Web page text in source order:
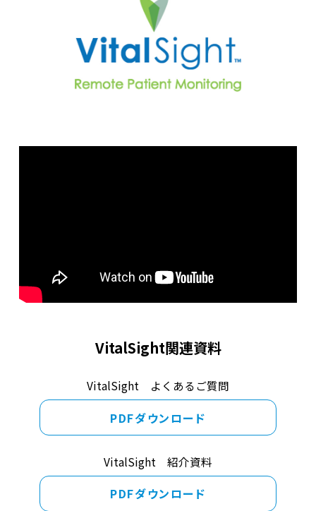
VitalSight関連資料
VitalSight よくあるご質問
PDFダウンロード
VitalSight 紹介資料
PDFダウンロード